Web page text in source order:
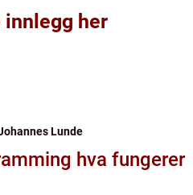
innlegg her
Lunde
hva fungerer